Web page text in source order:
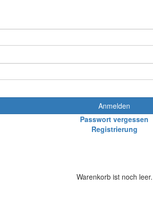
Anmelden
Passwort vergessen
Registrierung
Warenkorb ist noch leer.